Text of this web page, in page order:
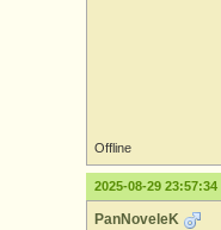
Offline
2025-08-29 23:57:34
PanNoveleK